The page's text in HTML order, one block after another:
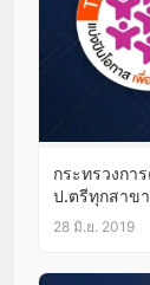
กระทรวงกา
ป.ตรีทุกสาข
28 มิ.ย. 2019